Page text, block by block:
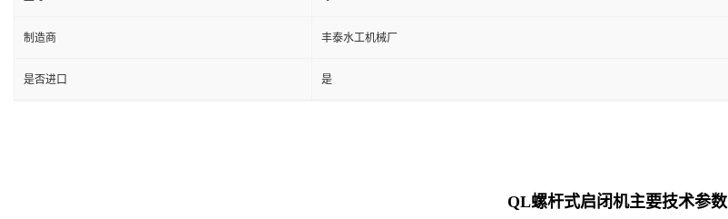
制造商 丰泰水工机械厂
是否进口 是
QL螺杆式启闭机主要技术参数